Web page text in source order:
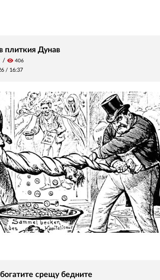
плиткия Дунав
visibility 406
/ 16:37
срещу бедните